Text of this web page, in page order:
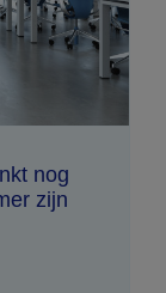
nog
zijn